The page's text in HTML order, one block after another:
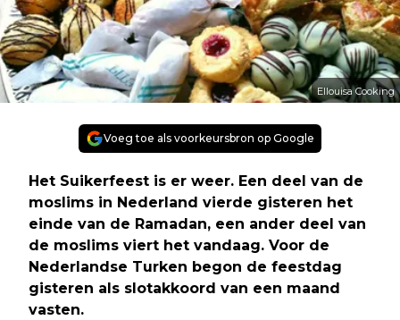
Ellouisa Cooking
Voeg toe als voorkeursbron op Google
Het Suikerfeest is er weer. Een deel van de
moslims in Nederland vierde gisteren het
einde van de Ramadan, een ander deel van
de moslims viert het vandaag. Voor de
Nederlandse Turken begon de feestdag
gisteren als slotakkoord van een maand
vasten.